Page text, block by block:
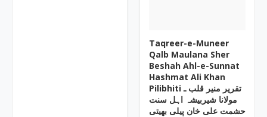
Taqreer-e-Muneer
Qalb Maulana Sher
Beshah Ahl-e-Sunnat
Hashmat Ali Khan
Pilibhiti تقریر منیر قلب ـ
مولانا شیربیشہ اہل سنت
حشمت علی خان پیلی بھیتی